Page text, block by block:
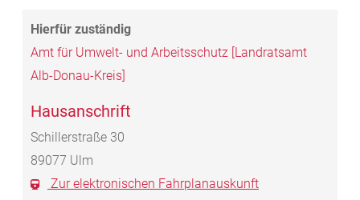
Amt für Umwelt- und Arbeitsschutz [Landratsamt
Alb-Donau-Kreis]
Hausanschrift
Schillerstraße 30
89077 Ulm
Zur elektronischen Fahrplanauskunft